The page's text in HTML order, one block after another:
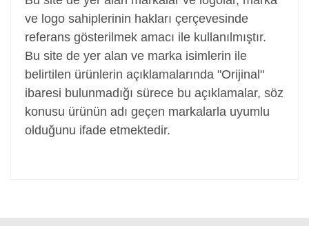
ve logo sahiplerinin hakları çerçevesinde
referans gösterilmek amacı ile kullanılmıştır.
Bu site de yer alan ve marka isimlerin ile
belirtilen ürünlerin açıklamalarında "Orijinal"
ibaresi bulunmadığı sürece bu açıklamalar, söz
konusu ürünün adı geçen markalarla uyumlu
olduğunu ifade etmektedir.